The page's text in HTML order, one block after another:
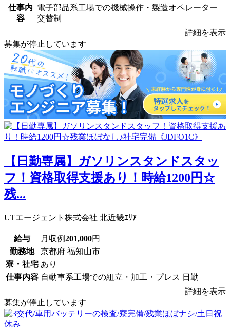
仕事内
容
電子部品系工場での機械操作・製造オペレーター
交替制
詳細を表示
募集が停止しています
【日勤専属】ガソリンスタンドスタッ
フ！資格取得支援あり！時給1200円☆
残...
UTエージェント株式会社 北近畿ｴﾘｱ
給与 月収例201,000円
勤務地
京都府 福知山市
寮・社宅 あり
仕事内容 自動車系工場での組立・加工・プレス 日勤
詳細を表示
募集が停止しています